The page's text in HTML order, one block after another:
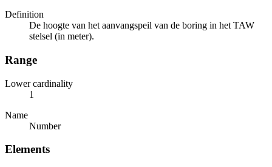
Definition
De hoogte van het aanvangspeil van de boring in het TAW
stelsel (in meter).
Range
Lower cardinality
1
Name
Number
Elements